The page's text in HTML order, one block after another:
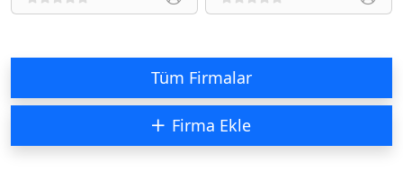
Tüm Firmalar
Firma Ekle